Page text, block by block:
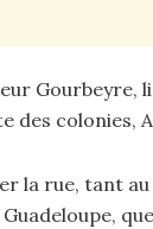
Gourbeyre,
des colonies,
la rue, tant